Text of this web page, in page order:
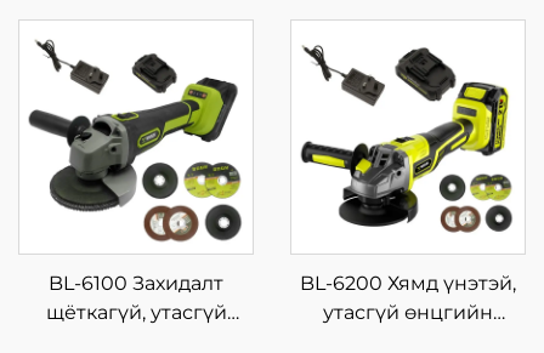
BL-6100 Захидалт
щёткагүй, утасгүй
BL-6200 Хямд үнэтэй,
утасгүй өнцгийн